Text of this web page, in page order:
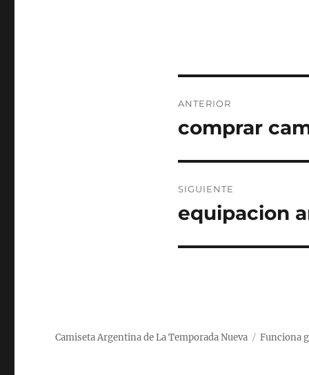
de
ANTERIOR
Entrada
comprar
SIGUIENTE
Entrada
equipacion
Camiseta Argentina de La Temporada Nueva Funciona